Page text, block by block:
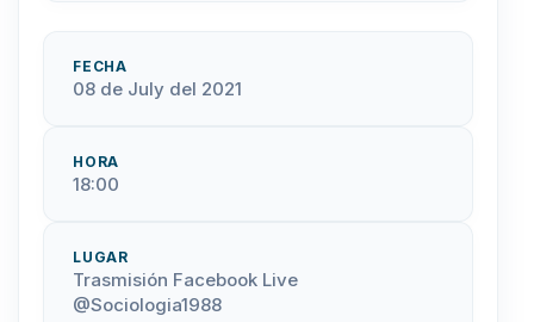
FECHA
08 de July del 2021
HORA
18:00
LUGAR
Trasmisión Facebook Live
@Sociologia1988